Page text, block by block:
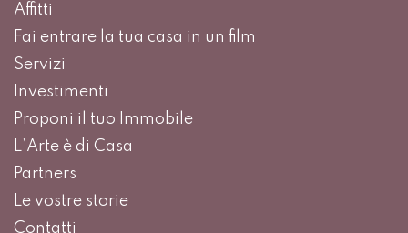
Affitti
Fai entrare la tua casa in un film
Servizi
Investimenti
Proponi il tuo Immobile
L’Arte è di Casa
Partners
Le vostre storie
Contatti